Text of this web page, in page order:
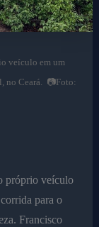
veículo em um
no Ceará. 📷Foto:
próprio veículo
para o
Francisco